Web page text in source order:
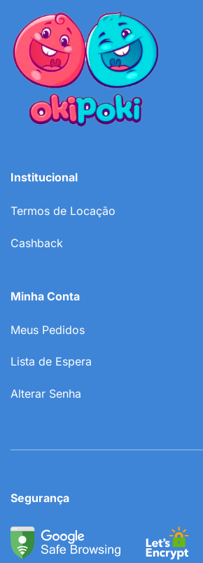
Institucional
Termos de Locação
Cashback
Minha Conta
Meus Pedidos
Lista de Espera
Alterar Senha
Segurança